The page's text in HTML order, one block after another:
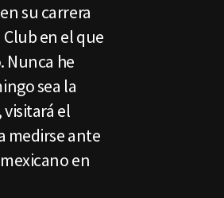
su carrera
en el que
Nunca he
sea la
el
medirse ante
en